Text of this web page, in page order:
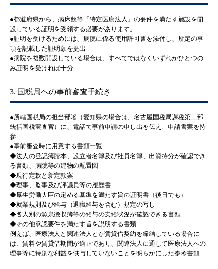
●都道府県から、病床数等「特定医療法人」の要件を満たす施設を開
設している証明を受領する必要があります。
●証明を受けるためには、病院に係る使用許可書を添付し、所定の事
項を記載した証明願を提出
●病院を複数開設している場合は、すべてではなくいずれかひとつの
み証明を受ければ十分
3. 国税局への事前審査手続き
●所轄国税局の担当部署（愛知県の場合は、名古屋国税局課税第二部
統括国税実査官）に、電話で事前申請の申し出を伝え、申請書案を持
参
●事前審査時に用意する書類一覧
◆法人の登記簿謄本、設立者名簿及び社員名簿、出資持分が確認でき
る書類、病院等の建物の配置図
◆現行定款と新定款案
◆理事、監事及び評議員等の履歴書
◆厚生労働大臣の定める基準を満たす旨の証明書（後日でも）
◆就業規則及び給与（退職給与を含む）規定の写し
◆各人別の源泉徴収簿等の給与の支給状況が確認できる書類
◆その他承認要件を満たす旨を説明する書類
例えば、医療法人と関連法人とが賃貸借契約を締結している場合に
は、賃料や賃貸借期間が適正であり、関連法人に通して医療法人への
理事等に特別な利益を供与していないことを明らかにした参考書類